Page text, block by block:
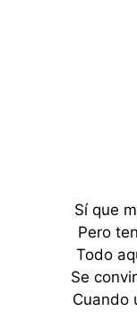
Sí que
Pero
Todo
Se
Cuando